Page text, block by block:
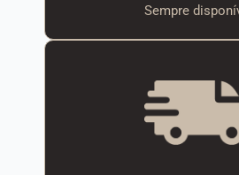
Sempre